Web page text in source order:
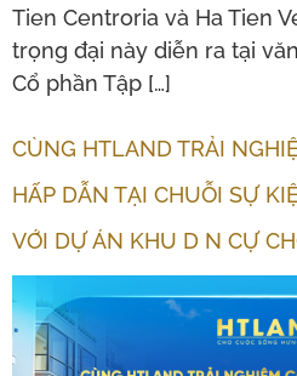
Tien Centroria và Ha Tien
trọng đại này diễn ra tại
Cổ phần Tập […]
CÙNG HTLAND TRẢI
HẤP DẪN TẠI CHUỖI SỰ
VỚI DỰ ÁN KHU D N CỰ